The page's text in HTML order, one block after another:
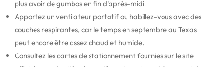
plus avoir de gumbos en fin d'après-midi.
Apportez un ventilateur portatif ou habillez-vous avec des
couches respirantes, car le temps en septembre au Texas
peut encore être assez chaud et humide.
Consultez les cartes de stationnement fournies sur le site